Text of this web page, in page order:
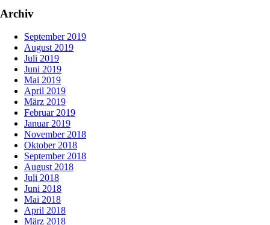
Archiv
September 2019
August 2019
Juli 2019
Juni 2019
Mai 2019
April 2019
März 2019
Februar 2019
Januar 2019
November 2018
Oktober 2018
September 2018
August 2018
Juli 2018
Juni 2018
Mai 2018
April 2018
März 2018